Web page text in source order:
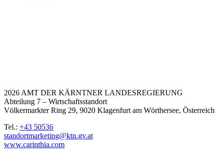
2026 AMT DER KÄRNTNER LANDESREGIERUNG
Abteilung 7 – Wirtschaftsstandort
Völkermarkter Ring 29, 9020 Klagenfurt am Wörthersee, Österreich
Tel.: +43 50536
standortmarketing@ktn.gv.at
www.carinthia.com